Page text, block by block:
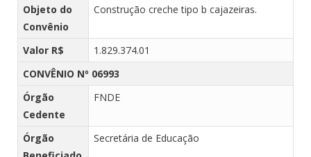
Objeto do
Convênio
Construção creche tipo b cajazeiras.
Valor R$
1.829.374.01
CONVÊNIO Nº 06993
Órgão
Cedente
FNDE
Órgão
Secretária de Educação